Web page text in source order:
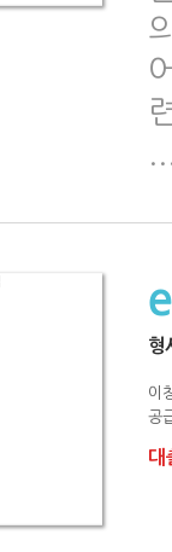
형
이
공
대